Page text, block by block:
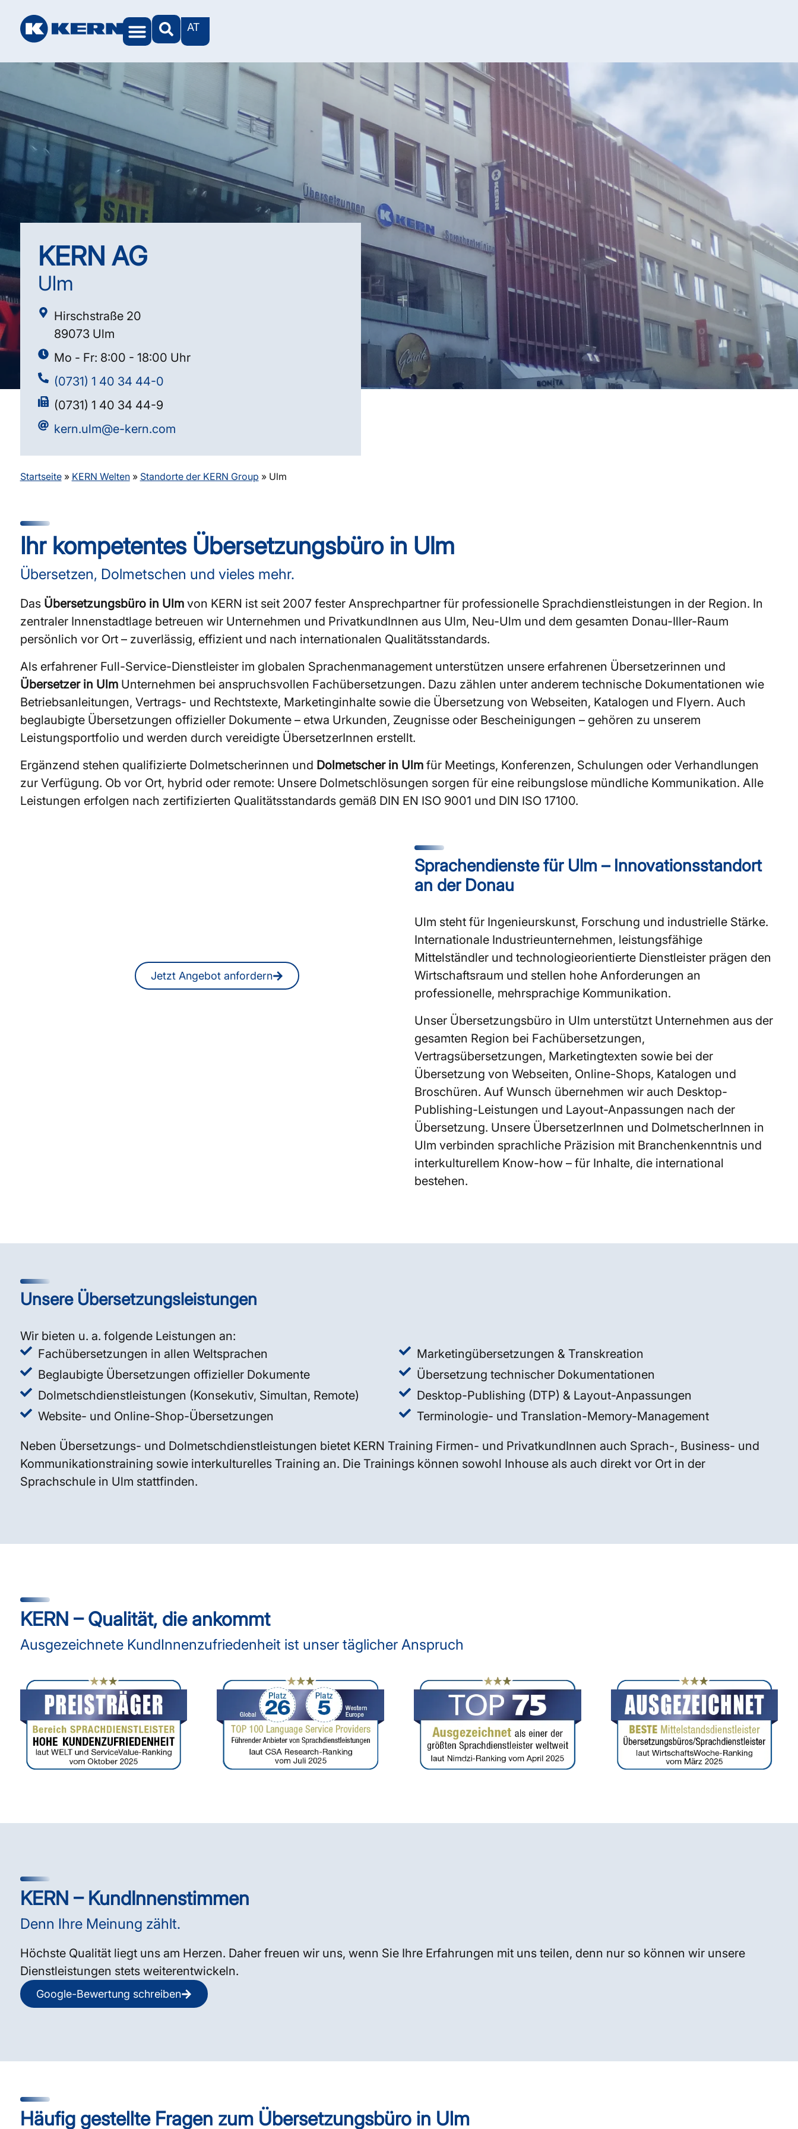
AT
KERN AG
Ulm
Hirschstraße 20
89073 Ulm
Mo - Fr: 8:00 - 18:00 Uhr
(0731) 1 40 34 44-0
(0731) 1 40 34 44-9
kern.ulm@e-kern.com
Startseite» KERN Welten» Standorte der KERN Group » Ulm
Ihr kompetentes Übersetzungsbüro in Ulm
Übersetzen, Dolmetschen und vieles mehr.
Das Übersetzungsbüro in Ulmvon KERN ist seit 2007 fester Ansprechpartner für professionelle Sprachdienstleistungen in der Region. In
zentraler Innenstadtlage betreuen wir Unternehmen und PrivatkundInnen aus Ulm, Neu-Ulm und dem gesamten Donau-Iller-Raum
persönlich vor Ort – zuverlässig, effizient und nach internationalen Qualitätsstandards.
Als erfahrener Full-Service-Dienstleister im globalen Sprachenmanagement unterstützen unsere erfahrenen Übersetzerinnen und
Übersetzer in UlmUnternehmen bei anspruchsvollen Fachübersetzungen. Dazu zählen unter anderem technische Dokumentationen wie
Betriebsanleitungen, Vertrags- und Rechtstexte, Marketinginhalte sowie die Übersetzung von Webseiten, Katalogen und Flyern. Auch
beglaubigte Übersetzungen offizieller Dokumente – etwa Urkunden, Zeugnisse oder Bescheinigungen – gehören zu unserem
Leistungsportfolio und werden durch vereidigte ÜbersetzerInnen erstellt.
Ergänzend stehen qualifizierte Dolmetscherinnen und Dolmetscher in Ulmfür Meetings, Konferenzen, Schulungen oder Verhandlungen
zur Verfügung. Ob vor Ort, hybrid oder remote: Unsere Dolmetschlösungen sorgen für eine reibungslose mündliche Kommunikation. Alle
Leistungen erfolgen nach zertifizierten Qualitätsstandards gemäß DIN EN ISO 9001 und DIN ISO 17100.
Jetzt Angebot anfordern
Sprachendienste für Ulm – Innovationsstandort
an der Donau
Ulm steht für Ingenieurskunst, Forschung und industrielle Stärke.
Internationale Industrieunternehmen, leistungsfähige
Mittelständler und technologieorientierte Dienstleister prägen den
Wirtschaftsraum und stellen hohe Anforderungen an
professionelle, mehrsprachige Kommunikation.
Unser Übersetzungsbüro in Ulm unterstützt Unternehmen aus der
gesamten Region bei Fachübersetzungen,
Vertragsübersetzungen, Marketingtexten sowie bei der
Übersetzung von Webseiten, Online-Shops, Katalogen und
Broschüren. Auf Wunsch übernehmen wir auch Desktop-
Publishing-Leistungen und Layout-Anpassungen nach der
Übersetzung. Unsere ÜbersetzerInnen und DolmetscherInnen in
Ulm verbinden sprachliche Präzision mit Branchenkenntnis und
interkulturellem Know-how – für Inhalte, die international
bestehen.
Unsere Übersetzungsleistungen
Wir bieten u. a. folgende Leistungen an:
Fachübersetzungen in allen Weltsprachen
Beglaubigte Übersetzungen offizieller Dokumente
Dolmetschdienstleistungen (Konsekutiv, Simultan, Remote)
Website- und Online-Shop-Übersetzungen
Marketingübersetzungen & Transkreation
Übersetzung technischer Dokumentationen
Desktop-Publishing (DTP) & Layout-Anpassungen
Terminologie- und Translation-Memory-Management
Neben Übersetzungs- und Dolmetschdienstleistungen bietet KERN Training Firmen- und PrivatkundInnen auch Sprach-, Business- und
Kommunikationstraining sowie interkulturelles Training an. Die Trainings können sowohl Inhouse als auch direkt vor Ort in der
Sprachschule in Ulm stattfinden.
KERN – Qualität, die ankommt
Ausgezeichnete KundInnenzufriedenheit ist unser täglicher Anspruch
KERN – KundInnenstimmen
Denn Ihre Meinung zählt.
Höchste Qualität liegt uns am Herzen. Daher freuen wir uns, wenn Sie Ihre Erfahrungen mit uns teilen, denn nur so können wir unsere
Dienstleistungen stets weiterentwickeln.
Google-Bewertung schreiben
Häufig gestellte Fragen zum Übersetzungsbüro in Ulm